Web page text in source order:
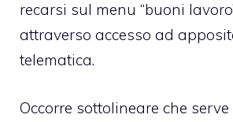
recarsi sul menu “buoni
attraverso accesso ad
telematica.
Occorre sottolineare che